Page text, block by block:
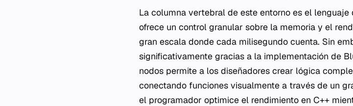
La columna vertebral de este entorno es el
ofrece un control granular sobre la memoria y el
gran escala donde cada milisegundo cuenta. Sin
significativamente gracias a la implementación de
nodos permite a los diseñadores crear lógica
conectando funciones visualmente a través de un
el programador optimice el rendimiento en C++